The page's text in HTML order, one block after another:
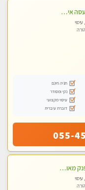
חדשה -באשדוד מעסה איכותית מפנקת ומקצועית לעיסוי חלומי ..... באשדוד
חניה חינם
נקי ומסודר
עיסוי מקצועי
דוברת עיברית
055-
ברחובות מעסה מפנק מאוד בכל סוגי המגע אצלי תקבל שירות חם והכל באווירה רגועה ונעימה ללא מין !